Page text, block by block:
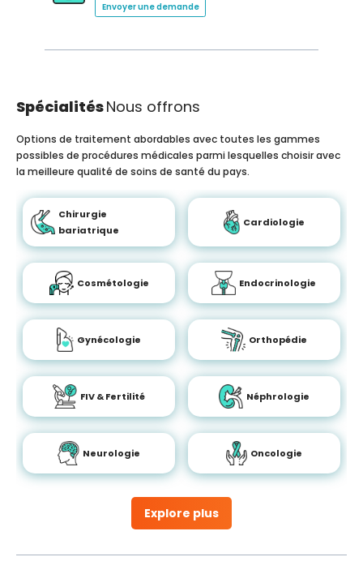
Envoyer une demande
SpécialitésNous offrons
Explore plus
Options de traitement abordables avec toutes les gammes
possibles de procédures médicales parmi lesquelles choisir avec
la meilleure qualité de soins de santé du pays.
Chirurgie
bariatrique
Cardiologie
Cosmétologie Endocrinologie
Gynécologie Orthopédie
FIV & Fertilité Néphrologie
Neurologie Oncologie